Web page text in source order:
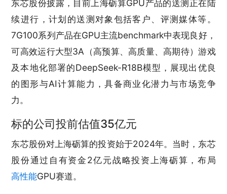
东芯股份披露，目前上海砺算GPU产品的送测正在陆
续进行，计划的送测对象包括客户、评测媒体等。
7G100系列产品在GPU主流benchmark中表现良好，
可高效运行大型3A（高预算、高质量、高期待）游戏
及本地化部署的DeepSeek-R18B模型，展现出优良
的图形与AI计算能力，具备商业化潜力与市场竞争
力。
标的公司投前估值35亿元
东芯股份对上海砺算的投资始于2024年。当时，东芯
股份通过自有资金2亿元战略投资上海砺算，布局
高性能GPU赛道。